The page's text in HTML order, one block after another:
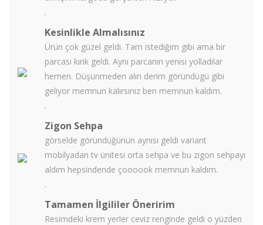
.
Kesinlikle Almalısınız
Ürün çok güzel geldi. Tam istediğim gibi ama bir
parcası kırık geldi. Aynı parcanın yenisi yolladılar
hemen. Düşünmeden alın derim göründügü gibi
geliyor memnun kalırsınız ben memnun kaldım.
.
Zigon Sehpa
görselde göründüğünün aynısı geldi variant
mobilyadan tv ünitesi orta sehpa ve bu zigon sehpayı
aldım hepsindende çoooook memnun kaldım.
.
Tamamen İlgililer Öneririm
Resimdeki krem yerler ceviz renginde geldi o yüzden